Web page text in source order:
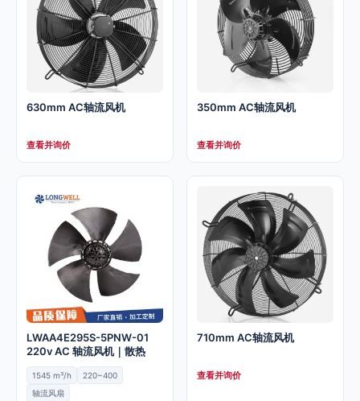
630mm AC轴流风机
查看并询价
350mm AC轴流风机
查看并询价
LWAA4E295S-5PNW-01
220v AC 轴流风机｜散热
1545 m³/h
220~400
轴流风扇
710mm AC轴流风机
查看并询价